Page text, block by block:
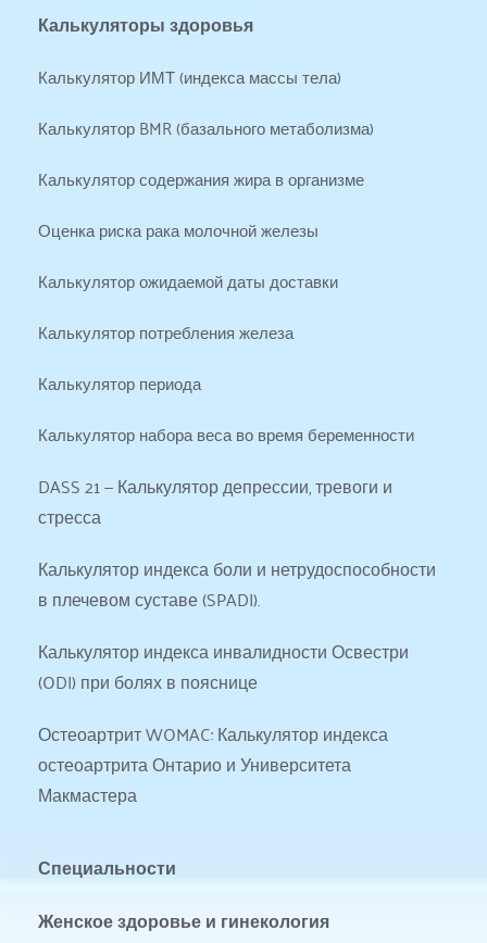
Калькуляторы здоровья
Калькулятор ИМТ (индекса массы тела)
Калькулятор BMR (базального метаболизма)
Калькулятор содержания жира в организме
Оценка риска рака молочной железы
Калькулятор ожидаемой даты доставки
Калькулятор потребления железа
Калькулятор периода
Калькулятор набора веса во время беременности
DASS 21 — Калькулятор депрессии, тревоги и
стресса
Калькулятор индекса боли и нетрудоспособности
в плечевом суставе (SPADI).
Калькулятор индекса инвалидности Освестри
(ODI) при болях в пояснице
Остеоартрит WOMAC: Калькулятор индекса
остеоартрита Онтарио и Университета
Макмастера
Специальности
Женское здоровье и гинекология